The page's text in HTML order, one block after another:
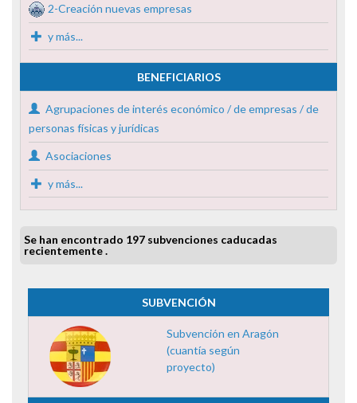
2-Creación nuevas empresas
y más...
BENEFICIARIOS
Agrupaciones de interés económico / de empresas / de
personas físicas y jurídicas
Asociaciones
y más...
Se han encontrado 197 subvenciones caducadas
recientemente .
SUBVENCIÓN
Subvención en Aragón
(cuantía según
proyecto)